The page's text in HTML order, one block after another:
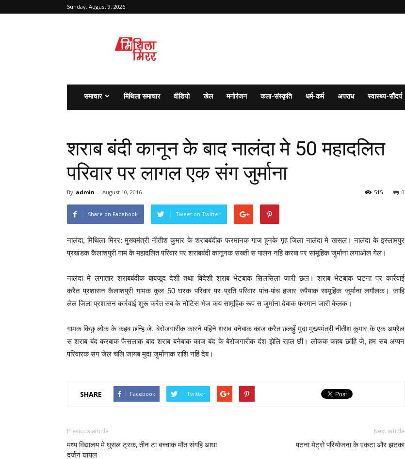
Sunday, August 9, 2026
समाचार मिथिला समाचार वीडियो खेल मनोरंजन कला-संस्कृति धर्म-कर्म अपराध स्वास्थ्य-सौंदर्य
शराब बंदी कानून के बाद नालंदा मे 50 महादलित
परिवार पर लागल एक संग जुर्माना
By admin - August 10, 2016 0
515
Share on Facebook Tweet on Twitter
नालंदा, मिथिला मिरर: मुख्यमंत्री नीतीश कुमार के शराबबंदीक फरमानक गाज हुनके गृह जिला नालंदा मे खसल। नालंदा के इस्लामपुर
प्रखंडक कैलाशपुरी गाम के महादलित परिवार पर शराबबंदी कानूनक सख्ती स पालन नहि करबा पर सामूहिक जुर्माना लगाओल गेल।
नालंदा मे लगातार शराबबंदीक बाबजूद देशी तथा विदेशी शराब भेटबाक सिलसिला जारी छल। शराब भेटबाक घटना पर कार्रवाई
करैत प्रशासन कैलाशपुरी गामक कुल 50 घरक परिवार पर प्रति परिवार पांच-पांच हजार रुपैयाक सामूहिक जुर्माना लगौलक। जाहि
लेल जिला प्रशासन कार्रवाई शुरू करैत सब के नोटिस भेज कय सामूहिक रूप स जुर्माना देबाक फरमान जारी केलक।
गामक किछु लोक के कहब छन्हि जे, बेरोजगारीक कारने पहिने शराब बनेबाक काज करैत छलहुँ मुदा मुख्यमंत्री नीतीश कुमार के एक अप्रैल
स शराब बंद करबाक फैसलाक बाद शराब बनेबाक काज बंद के बेरोजगारीक दंश झेलि रहल छी। लोकक कहब छांहि जे, हम सब अप्पन
परिवारक संग जेल चलि जायब मुदा जुर्मानाक राशि नहिं देब।
SHARE Facebook Twitter
Previous article
मध्य विद्यालय मे घुसल ट्रक, तीन टा बच्चाक मौत संगहि आधा
दर्जन घायल
Next article
पटना मेट्रो परियोजना के एकटा और झटका